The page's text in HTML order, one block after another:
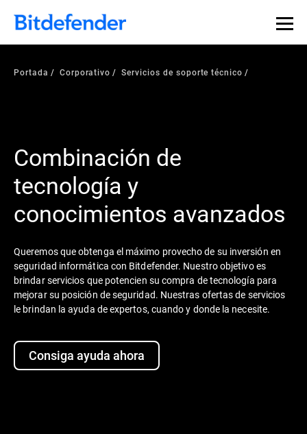
Portada Corporativo Servicios de soporte técnico
Combinación de
tecnología y
conocimientos avanzados
Queremos que obtenga el máximo provecho de su inversión en
seguridad informática con Bitdefender. Nuestro objetivo es
brindar servicios que potencien su compra de tecnología para
mejorar su posición de seguridad. Nuestras ofertas de servicios
le brindan la ayuda de expertos, cuando y donde la necesite.
Consiga ayuda ahora